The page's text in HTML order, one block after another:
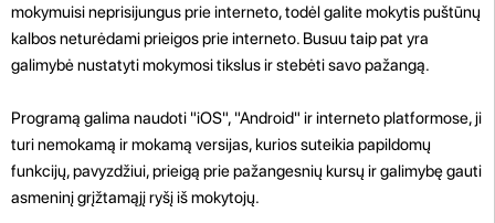
mokymuisi neprisijungus prie interneto, todėl galite mokytis puštūnų
kalbos neturėdami prieigos prie interneto. Busuu taip pat yra
galimybė nustatyti mokymosi tikslus ir stebėti savo pažangą.
Programą galima naudoti "iOS", "Android" ir interneto platformose, ji
turi nemokamą ir mokamą versijas, kurios suteikia papildomų
funkcijų, pavyzdžiui, prieigą prie pažangesnių kursų ir galimybę gauti
asmeninį grįžtamąjį ryšį iš mokytojų.